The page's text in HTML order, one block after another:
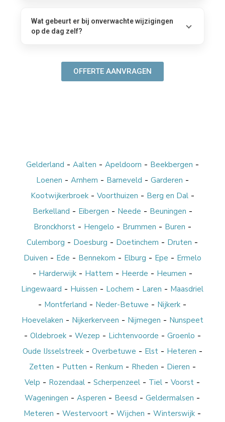
Wat gebeurt er bij onverwachte wijzigingen
op de dag zelf?
OFFERTE AANVRAGEN
Gelderland - Aalten - Apeldoorn - Beekbergen -
Loenen - Arnhem - Barneveld - Garderen -
Kootwijkerbroek- Voorthuizen - Berg en Dal-
Berkelland - Eibergen - Neede - Beuningen -
Bronckhorst- Hengelo - Brummen - Buren -
Culemborg - Doesburg - Doetinchem - Druten -
Duiven - Ede - Bennekom - Elburg - Epe - Ermelo
- Harderwijk- Hattem - Heerde - Heumen -
Lingewaard - Huissen - Lochem - Laren - Maasdriel
- Montferland - Neder-Betuwe - Nijkerk -
Hoevelaken - Nijkerkerveen - Nijmegen - Nunspeet
- Oldebroek- Wezep - Lichtenvoorde - Groenlo -
Oude IJsselstreek- Overbetuwe - Elst- Heteren -
Zetten - Putten - Renkum - Rheden - Dieren -
Velp - Rozendaal -Scherpenzeel - Tiel -Voorst -
Wageningen -Asperen - Beesd -Geldermalsen -
Meteren -Westervoort -Wijchen -Winterswijk -